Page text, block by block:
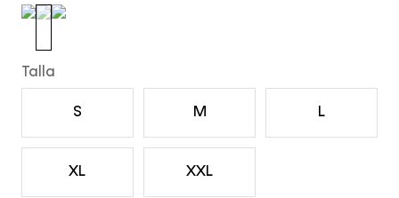
Talla
S M L
XL XXL